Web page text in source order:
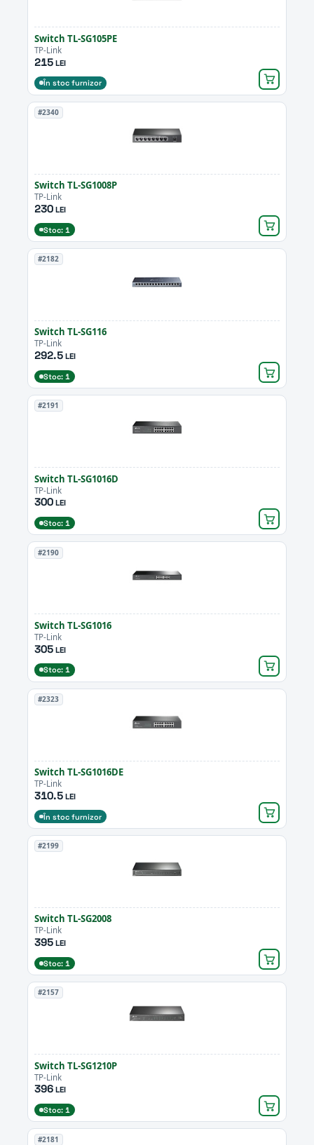
Switch TL-SG105PE
TP-Link
215LEI
În stoc furnizor
#2340
Switch TL-SG1008P
TP-Link
230LEI
Stoc: 1
#2182
Switch TL-SG116
TP-Link
292.5LEI
Stoc: 1
#2191
Switch TL-SG1016D
TP-Link
300LEI
Stoc: 1
#2190
Switch TL-SG1016
TP-Link
305LEI
Stoc: 1
#2323
Switch TL-SG1016DE
TP-Link
310.5LEI
În stoc furnizor
#2199
Switch TL-SG2008
TP-Link
395LEI
Stoc: 1
#2157
Switch TL-SG1210P
TP-Link
396LEI
Stoc: 1
#2181